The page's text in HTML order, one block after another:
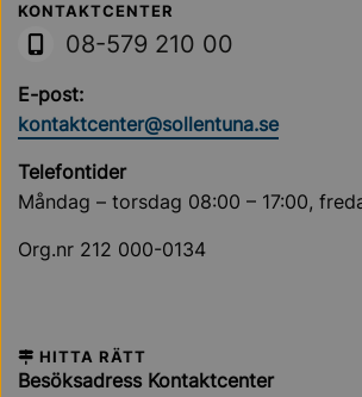
Sollentuna Kommun
KONTAKTCENTER
08-579 210 00
E-post:
kontaktcenter@sollentuna.se
Telefontider
Måndag – torsdag 08:00 – 17:00,
Org.nr 212 000-0134
HITTA RÄTT
Besöksadress Kontaktcenter